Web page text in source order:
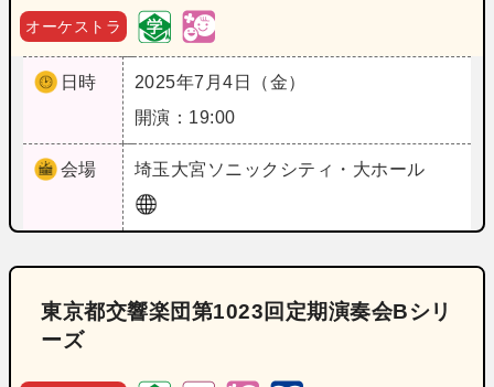
オーケストラ
日時
2025年7月4日（金）
開演：19:00
会場 埼玉 大宮ソニックシティ・大ホール
東京都交響楽団第1023回定期演奏会Bシリ
ーズ